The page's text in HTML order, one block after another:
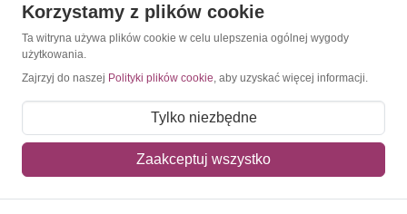
Konto
Moje zamówienia
Mój koszyk
Korzystamy z plików cookie
Ta witryna używa plików cookie w celu ulepszenia ogólnej wygody
użytkowania.
Zajrzyj do naszej Polityki plików cookie, aby uzyskać więcej informacji.
Tylko niezbędne
Zaakceptuj wszystko